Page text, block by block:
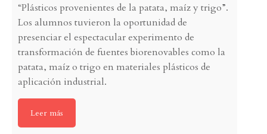
“Plásticos provenientes de la patata, maíz y trigo”.
Los alumnos tuvieron la oportunidad de
presenciar el espectacular experimento de
transformación de fuentes biorenovables como la
patata, maíz o trigo en materiales plásticos de
aplicación industrial.
Leer más